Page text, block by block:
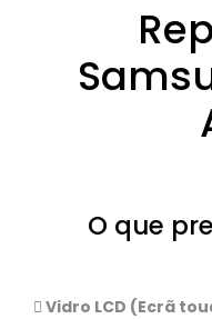
O que
Vidro LCD (Ecrã